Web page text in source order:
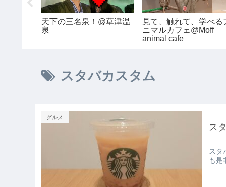
夏に備えたコスメ購入品
@アットコスメ
【吉祥寺】オススメの
フェ@チャイブレイク
スタバカスタム
グルメ
ス
スタ
も是